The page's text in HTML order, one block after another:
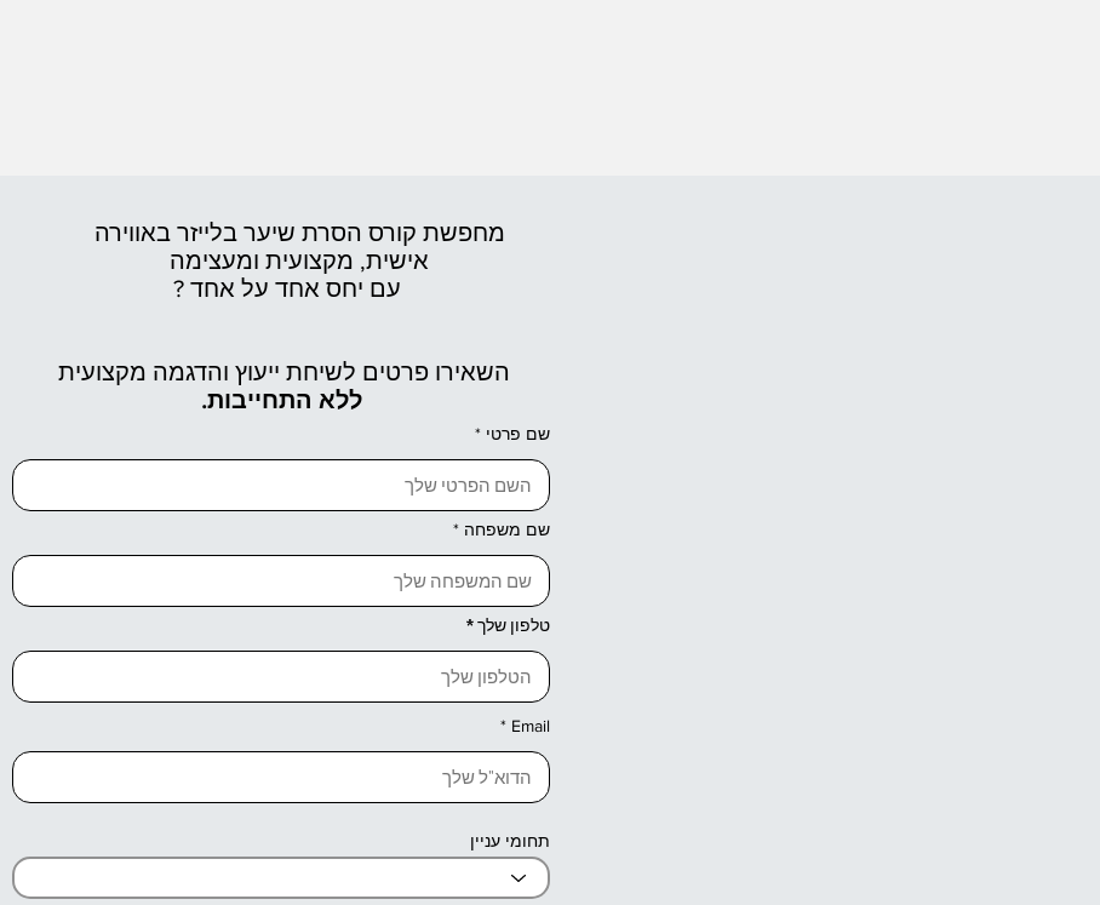
מחפשת קורס הסרת שיער בלייזר באווירה
אישית, מקצועית ומעצימה
עם יחס אחד על אחד ?
השאירו פרטים לשיחת ייעוץ והדגמה מקצועית
ללא התחייבות.
שם פרטי
שם משפחה
טלפון שלך
Email
תחומי עניין